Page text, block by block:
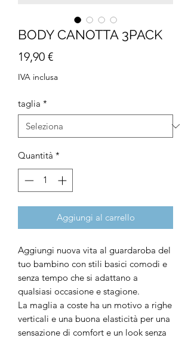
BODY CANOTTA 3PACK
19,90 €Prezzo
IVA inclusa
taglia *
Quantità *
Aggiungi al carrello
Aggiungi nuova vita al guardaroba del
tuo bambino con stili basici comodi e
senza tempo che si adattano a
qualsiasi occasione e stagione.
La maglia a coste ha un motivo a righe
verticali e una buona elasticità per una
sensazione di comfort e un look senza